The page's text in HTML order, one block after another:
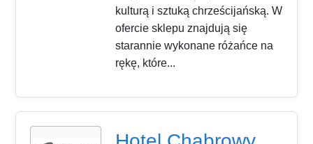
kulturą i sztuką chrześcijańską. W
ofercie sklepu znajdują się
starannie wykonane różańce na
rękę, które...